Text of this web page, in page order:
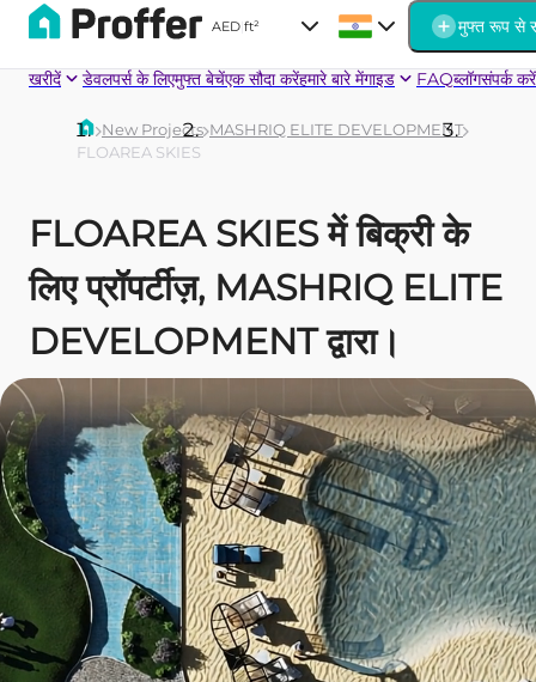
AED ft² मुफ्त रूप से
खरीदें डेवलपर्स के लिएमुफ्त बेचेंएक सौदा करेंहमारे बारे मेंगाइड FAQब्लॉगसंपर्क करें
New Projects MASHRIQ ELITE DEVELOPMENT
FLOAREA SKIES
FLOAREA SKIES में बिक्री के
लिए प्रॉपर्टीज़, MASHRIQ ELITE
DEVELOPMENT द्वारा।